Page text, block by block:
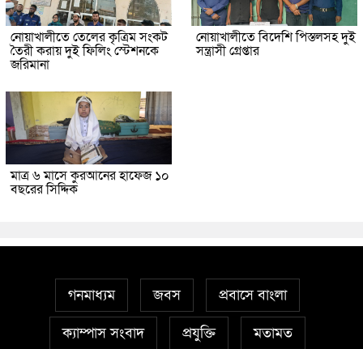
নোয়াখালীতে তেলের কৃত্রিম সংকট
তৈরী করায় দুই ফিলিং স্টেশনকে
জরিমানা
নোয়াখালীতে বিদেশি পিস্তলসহ দুই
সন্ত্রাসী গ্রেপ্তার
মাত্র ৬ মাসে কুরআনের হাফেজ ১০
বছরের সিদ্দিক
গনমাধ্যম জবস প্রবাসে বাংলা
ক্যাম্পাস সংবাদ প্রযুক্তি মতামত